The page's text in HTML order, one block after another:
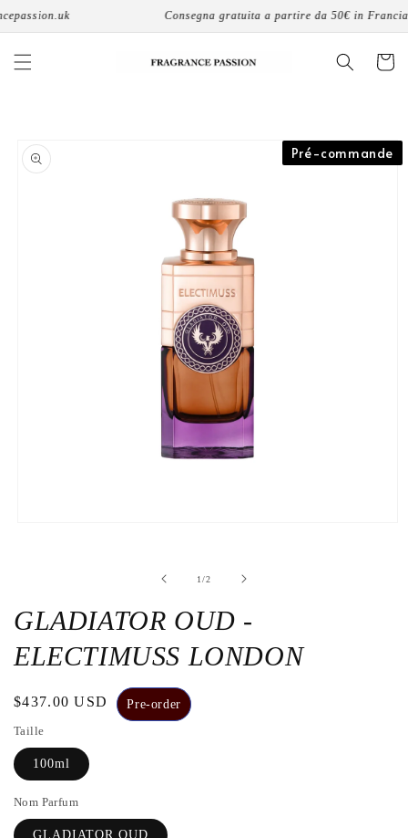
direttamente
ai contenuti
Consegna gratuita a partire da 50€ in Francia
Carrello
informazioni
sul prodotto
modale
1/su
2
Pré-commande
GLADIATOR OUD -
ELECTIMUSS LONDON
Prezzo
di
listino
$437.00 USD
Pre-order
Taille
100ml
Nom Parfum
GLADIATOR OUD